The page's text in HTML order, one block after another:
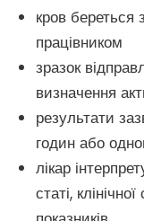
кров береться
працівником
зразок
визначення
результати
годин або
лікар
статі,